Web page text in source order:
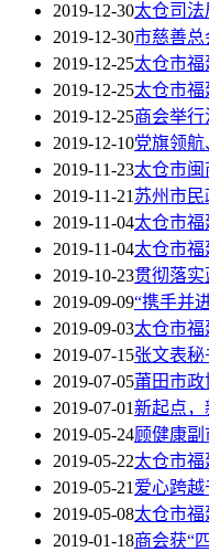
2019-12-30太仓司
2019-12-30市慈善总
2019-12-25太仓市
2019-12-25太仓市
2019-12-25商会举
2019-12-10党旗领
2019-11-23太仓市闽
2019-11-21苏州市民
2019-11-04太仓市
2019-11-04太仓市
2019-10-23贯彻落
2019-09-09“携手并
2019-09-03太仓市福
2019-07-15张文表
2019-07-05莆田市
2019-07-01新起点，
2019-05-24顾健康
2019-05-22太仓市
2019-05-21爱心跨
2019-05-08太仓市福
2019-01-18商会获“